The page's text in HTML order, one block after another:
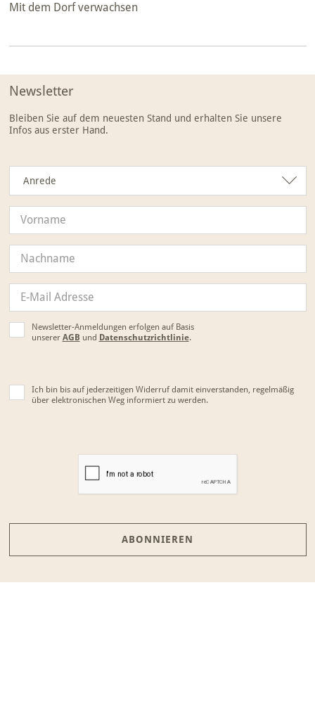
Mit dem Dorf verwachsen
Newsletter
Bleiben Sie auf dem neuesten Stand und erhalten Sie unsere
Infos aus erster Hand.
Anrede
Newsletter-Anmeldungen erfolgen auf Basis
unserer AGB und Datenschutzrichtlinie.
Ich bin bis auf jederzeitigen Widerruf damit einverstanden, regelmäßig
über elektronischen Weg informiert zu werden.
ABONNIEREN